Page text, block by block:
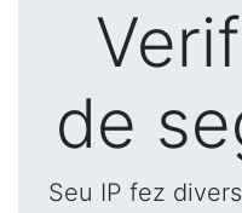
de
Seu IP fez